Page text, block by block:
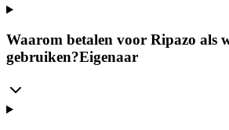
Waarom betalen voor Ripazo als
gebruiken?Eigenaar